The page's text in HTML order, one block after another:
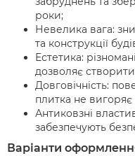
роки;
Невелика вага:
та конструкції
Естетика:
дозволяє
Довговічність:
плитка не вигоряє
Антиковзні
забезпечують
Варіанти